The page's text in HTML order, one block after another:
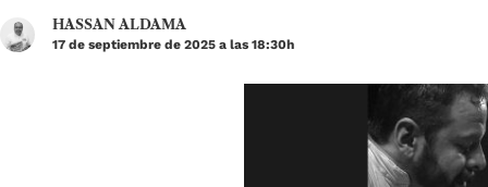
HASSAN ALDAMA
17 de septiembre de 2025 a las 18:30h